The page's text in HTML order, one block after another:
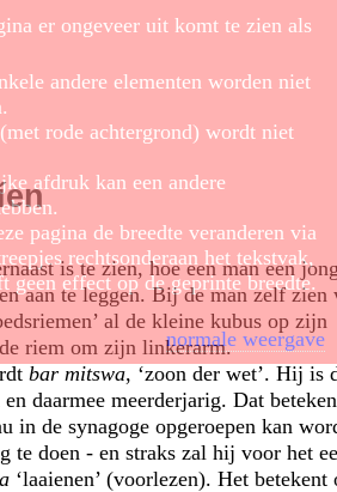
er ongeveer uit komt te zien als
andere elementen worden niet
rode achtergrond) wordt niet
afdruk kan een andere
pagina de breedte veranderen via
rechtsonderaan het tekstvak,
geen effect op de geprinte breedte.
normale weergave
is te zien, hoe een man een
aan te leggen. Bij de man zelf zien
al de kleine kubus op zijn
riem om zijn linkerarm.
bar mitswa, ‘zoon der wet’. Hij is
daarmee meerderjarig. Dat
in de synagoge opgeroepen kan
te doen - en straks zal hij voor het
‘laaienen’ (voorlezen). Het betekent